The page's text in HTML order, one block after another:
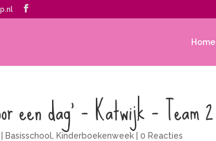
Home
een dag’ – Katwijk – Team 2
Basisschool Kinderboekenweek |0 Reacties